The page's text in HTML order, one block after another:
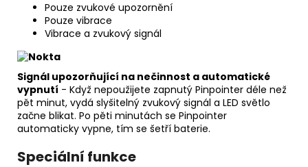
Pouze zvukové upozornění
Pouze vibrace
Vibrace a zvukový signál
Signál upozorňující na nečinnost a automatické
vypnutí - Když nepoužijete zapnutý Pinpointer déle než
pět minut, vydá slyšitelný zvukový signál a LED světlo
začne blikat. Po pěti minutách se Pinpointer
automaticky vypne, tím se šetří baterie.
Speciální funkce